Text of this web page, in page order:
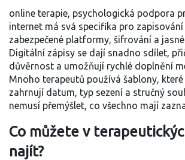
online terapie, psychologická podpora
internet má svá specifika pro zapisování
zabezpečené platformy, šifrování a
Digitální zápisy se dají snadno sdílet,
důvěrnost a umožňují rychlé doplnění
Mnoho terapeutů používá šablony,
zahrnují datum, typ sezení a stručný
nemusí přemýšlet, co všechno mají
Co můžete v
najít?